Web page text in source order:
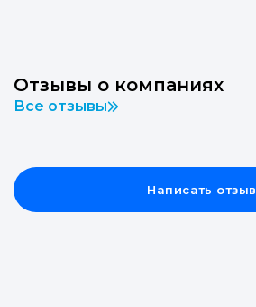
Отзывы о компаниях
Все отзывы
Написать отзыв